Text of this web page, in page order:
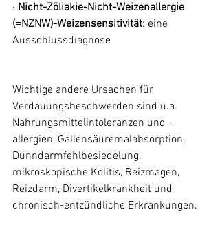
· Nicht-Zöliakie-Nicht-Weizenallergie
(=NZNW)-Weizensensitivität: eine
Ausschlussdiagnose
Wichtige andere Ursachen für
Verdauungsbeschwerden sind u.a.
Nahrungsmittelintoleranzen und -
allergien, Gallensäuremalabsorption,
Dünndarmfehlbesiedelung,
mikroskopische Kolitis, Reizmagen,
Reizdarm, Divertikelkrankheit und
chronisch-entzündliche Erkrankungen.